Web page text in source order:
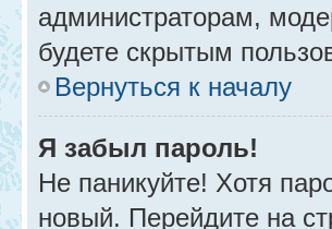
администраторам,
будете скрытым
Вернуться к началу
Я забыл пароль!
Не паникуйте! Хотя
новый. Перейдите на